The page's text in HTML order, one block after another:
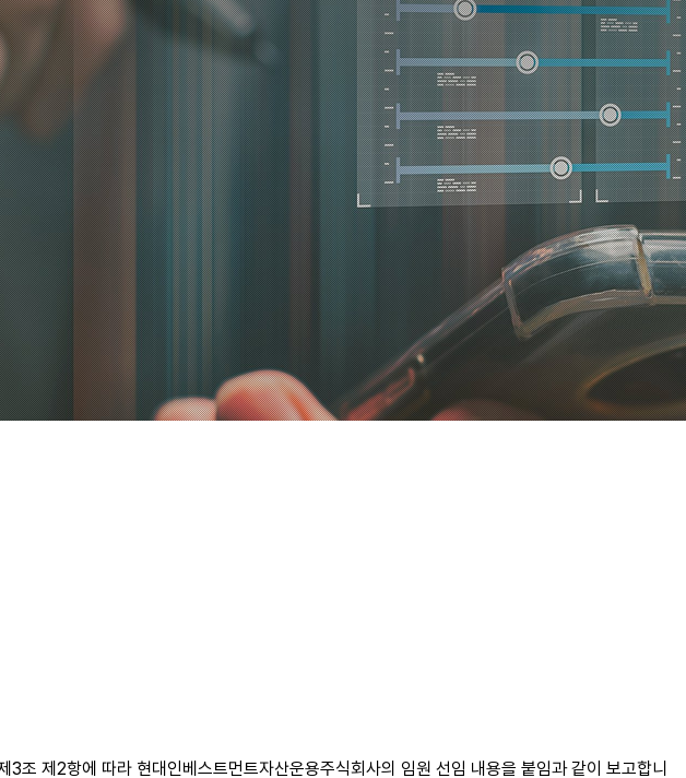
3조 제2항에 따라 현대인베스트먼트자산운용주식회사의 임원 선임 내용을 붙임과 같이 보고합니